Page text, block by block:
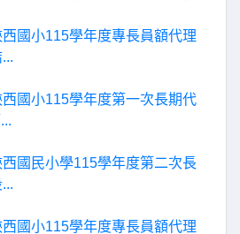
國小115學年度專長員額代理
國小115學年度第一次長期代
國民小學115學年度第二次長
國小115學年度專長員額代理